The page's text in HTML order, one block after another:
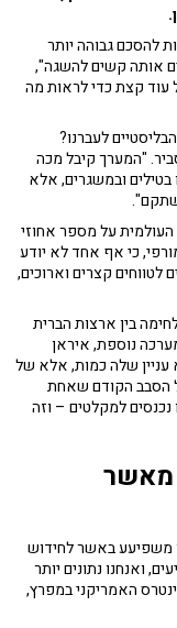
להסכם גבוהה יותר
אותה קשים להשגה",
עוד קצת כדי לראות מה
לעברנו?
"המערך קיבל מכה
ובמשגרים, אלא
על מספר אחוזי
כי אף אחד לא יודע
לטווחים קצרים וארוכים,
בין ארצות הברית
נוספת, איראן
עניין שלה כמות, אלא של
הסבב הקודם שאחת
למקלטים – וזה
מאשר
באשר לחידוש
ואנחנו נתונים יותר
האמריקני במפרץ,